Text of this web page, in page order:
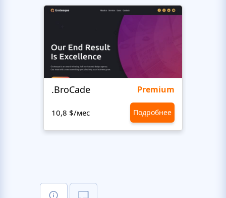
.BroCade Premium
10,8 $/мес Подробнее